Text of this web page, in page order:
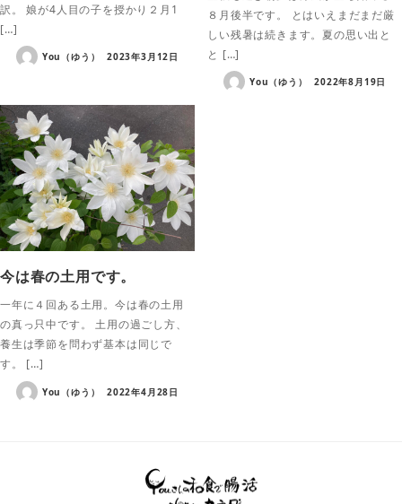
訳。 娘が4人目の子を授かり２月1
[…]
You（ゆう） 2023年3月12日
８月後半です。 とはいえまだまだ厳
しい残暑は続きます。夏の思い出と
と […]
You（ゆう） 2022年8月19日
今は春の土用です。
一年に４回ある土用。今は春の土用
の真っ只中です。 土用の過ごし方、
養生は季節を問わず基本は同じで
す。 […]
You（ゆう） 2022年4月28日